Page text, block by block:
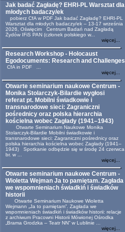
Jak badać Zagładę? EHRI-PL Warsztat dla
młodych badaczy/ek
pobierz CfA w PDF Jak badać Zagładę? EHRI-PL
Warsztat dla młodych badaczy/ek – 13-17 września
2026, Oświęcim Centrum Badań nad Zagładą
Żydów IFiS PAN (członek polskiego w...
więcej...
Research Workshop - Holocaust
Egodocuments: Research and Challenges
CfA in PDF ...
więcej...
Otwarte seminarium naukowe Centrum -
Monika Stolarczyk-Bilardie wygłosi
referat pt. Mobilni świadkowie i
transnarodowe sieci: Zagraniczni
pośrednicy oraz polska hierarchia
kościelna wobec Zagłady (1941–1943)
Otwarte Seminarium Naukowe Monika
Stolarczyk-Bilardie Mobilni świadkowie i
transnarodowe sieci: Zagraniczni pośrednicy oraz
polska hierarchia kościelna wobec Zagłady (1941–
1943) Spotkanie odbędzie się w środę 24 czerwca
br. w ...
więcej...
Otwarte seminarium naukowe Centrum -
Wioletta Wejman Ja to pamiętam. Zagłada
we wspomnieniach świadkiń i świadków
historii
Otwarte Seminarium Naukowe Wioletta
Wejmann „Ja to pamiętam”. Zagłada we
wspomnieniach świadkiń i świadków historii: relacje
z archiwum Pracowni Historii Mówionej Ośrodka
„Brama Grodzka – Teatr NN” w Lublinie ...
więcej...